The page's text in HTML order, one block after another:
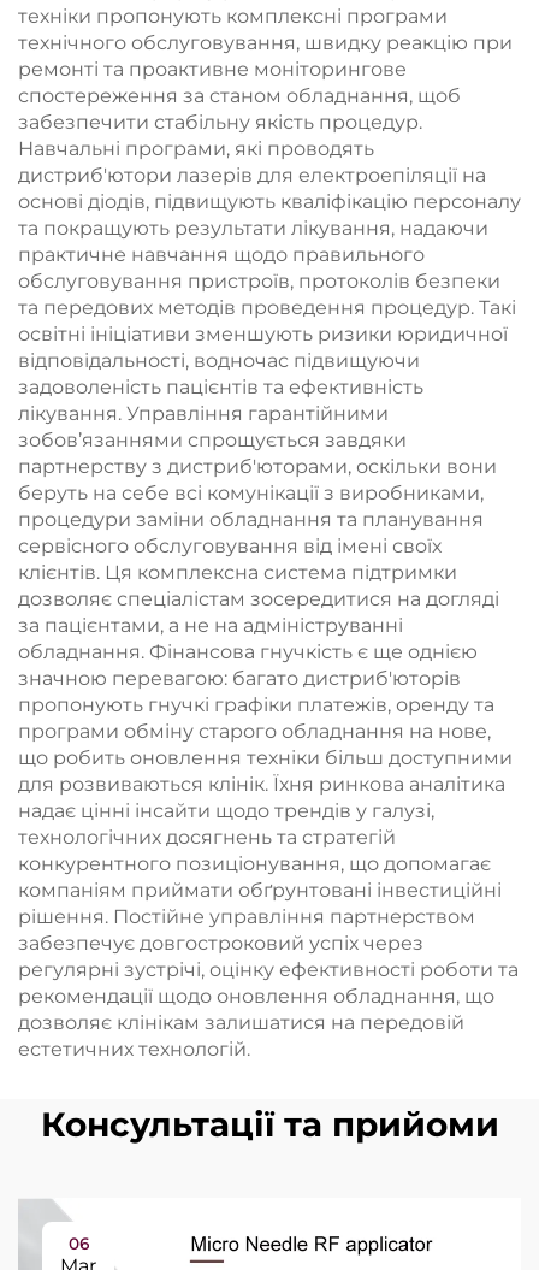
техніки пропонують комплексні програми
технічного обслуговування, швидку реакцію при
ремонті та проактивне моніторингове
спостереження за станом обладнання, щоб
забезпечити стабільну якість процедур.
Навчальні програми, які проводять
дистриб'ютори лазерів для електроепіляції на
основі діодів, підвищують кваліфікацію персоналу
та покращують результати лікування, надаючи
практичне навчання щодо правильного
обслуговування пристроїв, протоколів безпеки
та передових методів проведення процедур. Такі
освітні ініціативи зменшують ризики юридичної
відповідальності, водночас підвищуючи
задоволеність пацієнтів та ефективність
лікування. Управління гарантійними
зобов’язаннями спрощується завдяки
партнерству з дистриб'юторами, оскільки вони
беруть на себе всі комунікації з виробниками,
процедури заміни обладнання та планування
сервісного обслуговування від імені своїх
клієнтів. Ця комплексна система підтримки
дозволяє спеціалістам зосередитися на догляді
за пацієнтами, а не на адмініструванні
обладнання. Фінансова гнучкість є ще однією
значною перевагою: багато дистриб'юторів
пропонують гнучкі графіки платежів, оренду та
програми обміну старого обладнання на нове,
що робить оновлення техніки більш доступними
для розвиваються клінік. Їхня ринкова аналітика
надає цінні інсайти щодо трендів у галузі,
технологічних досягнень та стратегій
конкурентного позиціонування, що допомагає
компаніям приймати обґрунтовані інвестиційні
рішення. Постійне управління партнерством
забезпечує довгостроковий успіх через
регулярні зустрічі, оцінку ефективності роботи та
рекомендації щодо оновлення обладнання, що
дозволяє клінікам залишатися на передовій
естетичних технологій.
Консультації та прийоми
06